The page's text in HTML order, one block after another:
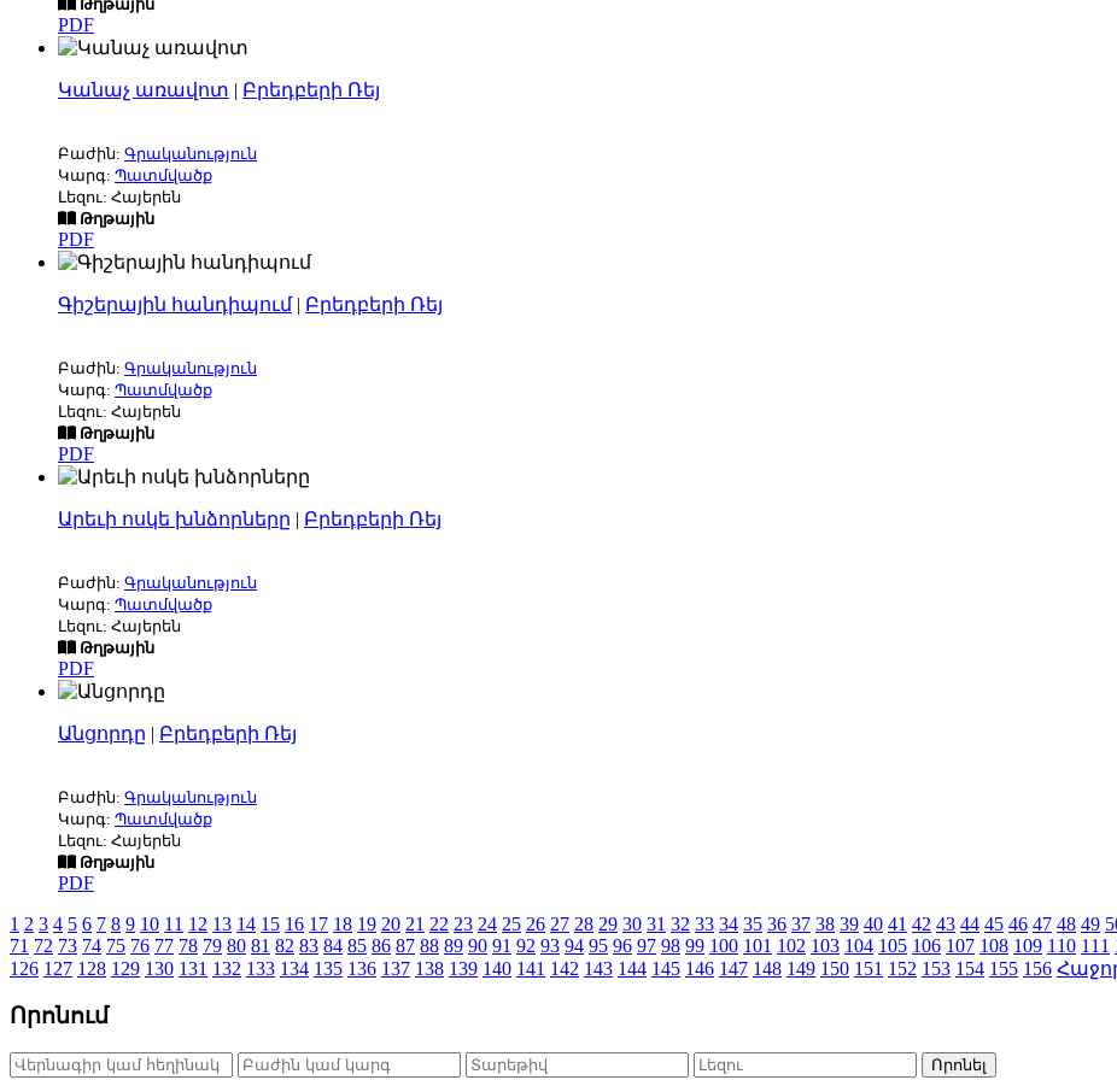
Թղթային
PDF
Կանաչ առավոտ | Բրեդբերի Ռեյ
Բաժին: Գրականություն
Կարգ: Պատմվածք
Լեզու: Հայերեն
Թղթային
PDF
Գիշերային հանդիպում| Բրեդբերի Ռեյ
Բաժին: Գրականություն
Կարգ: Պատմվածք
Լեզու: Հայերեն
Թղթային
PDF
Արեւի ոսկե խնձորները | Բրեդբերի Ռեյ
Բաժին: Գրականություն
Կարգ: Պատմվածք
Լեզու: Հայերեն
Թղթային
PDF
Անցորդը | Բրեդբերի Ռեյ
Բաժին: Գրականություն
Կարգ: Պատմվածք
Լեզու: Հայերեն
Թղթային
PDF
1 2 3 4 5 6 7 8 9 10 11 12 13 14 15 16 17 18 19 20 21 22 23 24 25 26 27 28 29 30 31 32 33 34 35 36 37 38 39 40 41 42 43 44 45 46 47 48 49
71 72 73 74 75 76 77 78 79 80 81 82 83 84 85 86 87 88 89 90 91 92 93 94 95 96 97 98 99 100 101 102 103 104 105 106 107 108 109 110 111
126 127 128 129 130 131 132 133 134 135 136 137 138 139 140 141 142 143 144 145 146 147 148 149 150 151 152 153 154 155 156
Որոնում
Որոնել